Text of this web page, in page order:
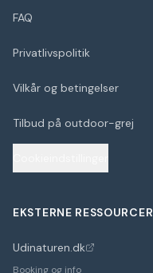
FAQ
Privatlivspolitik
Vilkår og betingelser
Tilbud på outdoor-grej
EKSTERNE RESSOURCER
Udinaturen.dk
(åbner i nyt faneblad)
Booking og info